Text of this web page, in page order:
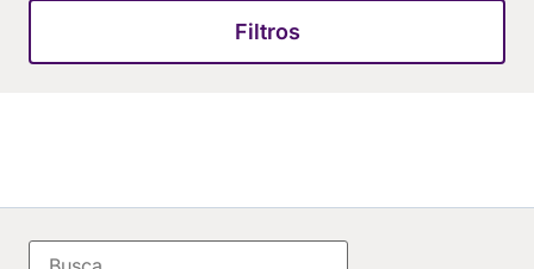
Filtros